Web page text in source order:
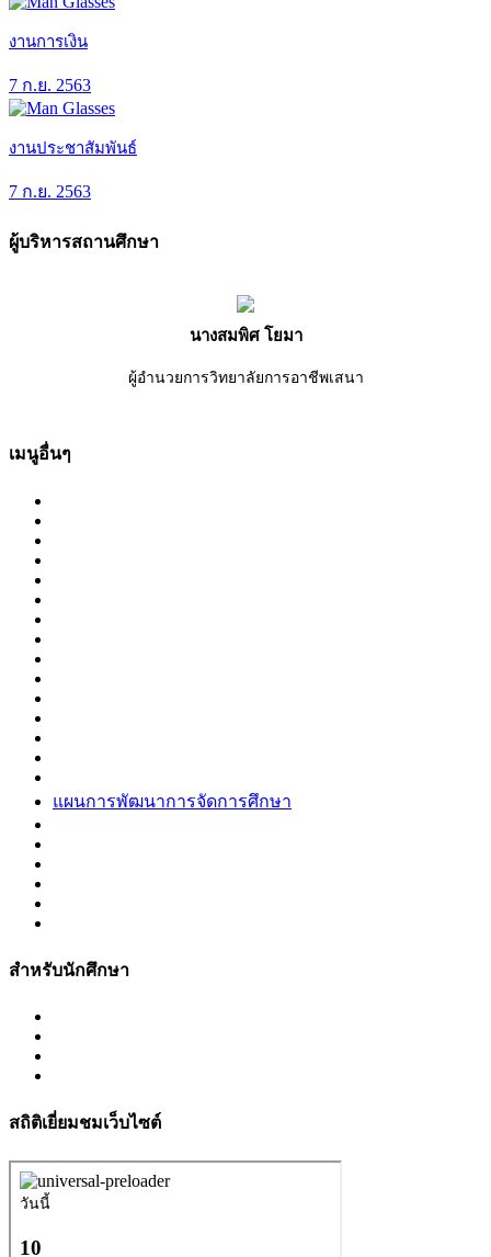
งานการเงิน
7 ก.ย. 2563
งานประชาสัมพันธ์
7 ก.ย. 2563
ผู้บริหารสถานศึกษา
นางสมพิศ โยมา
ผู้อำนวยการวิทยาลัยการอาชีพเสนา
เมนูอื่นๆ
แผนการพัฒนาการจัดการศึกษา
สำหรับนักศึกษา
สถิติเยี่ยมชมเว็บไซต์